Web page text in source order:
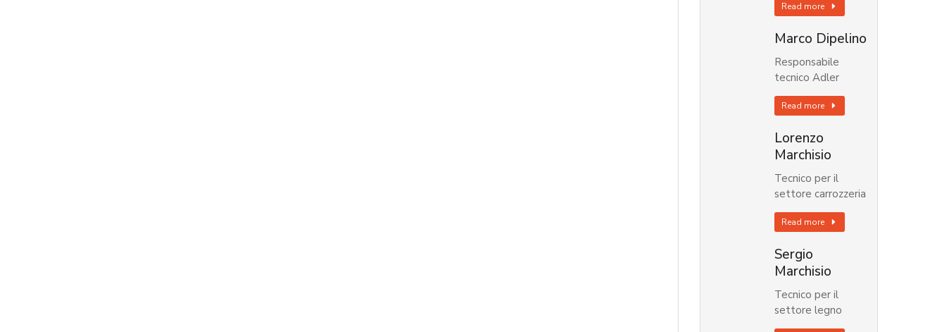
Read more
Marco Dipelino
Responsabile
tecnico Adler
Read more
Lorenzo
Marchisio
Tecnico per il
settore carrozzeria
Read more
Sergio
Marchisio
Tecnico per il
settore legno